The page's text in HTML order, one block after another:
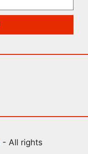
- All rights